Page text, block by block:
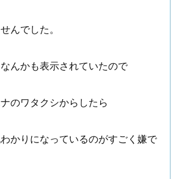
んでした。
なんかも表示されていたので
のワタクシからしたら
かりになっているのがすごく嫌で